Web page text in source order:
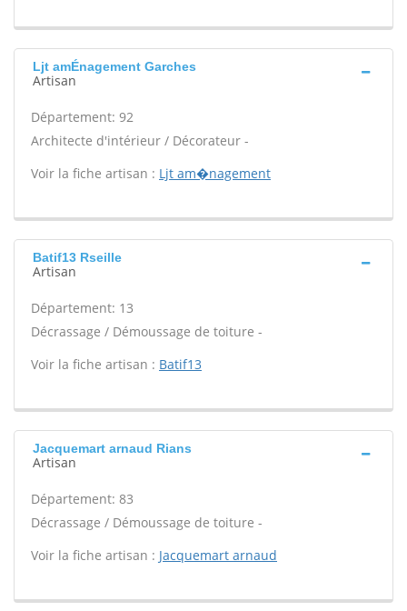
Ljt amÉnagement Garches
Artisan
Département: 92
Architecte d'intérieur / Décorateur -
Voir la fiche artisan : Ljt am�nagement
Batif13 Rseille
Artisan
Département: 13
Décrassage / Démoussage de toiture -
Voir la fiche artisan : Batif13
Jacquemart arnaud Rians
Artisan
Département: 83
Décrassage / Démoussage de toiture -
Voir la fiche artisan : Jacquemart arnaud